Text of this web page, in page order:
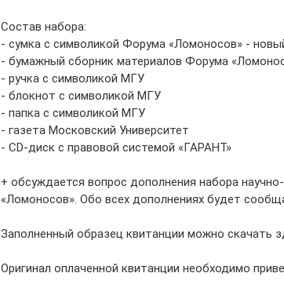
Состав набора:
- сумка с символикой Форума «Ломоносов» -
- бумажный сборник материалов Форума
- ручка с символикой МГУ
- блокнот с символикой МГУ
- папка с символикой МГУ
- газета Московский Университет
- CD-диск с правовой системой «ГАРАНТ»
+ обсуждается вопрос дополнения набора
«Ломоносов». Обо всех дополнениях будет
Заполненный образец квитанции можно скачать
Оригинал оплаченной квитанции необходимо